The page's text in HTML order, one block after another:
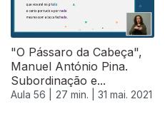
"O Pássaro da Cabeça",
Manuel António Pina.
Subordinação e...
Aula 56 | 27 min. | 31 mai. 2021